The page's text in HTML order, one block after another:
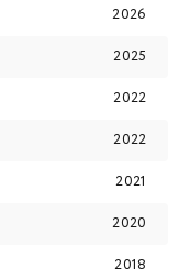
2026
2025
2022
2022
2021
2020
2018